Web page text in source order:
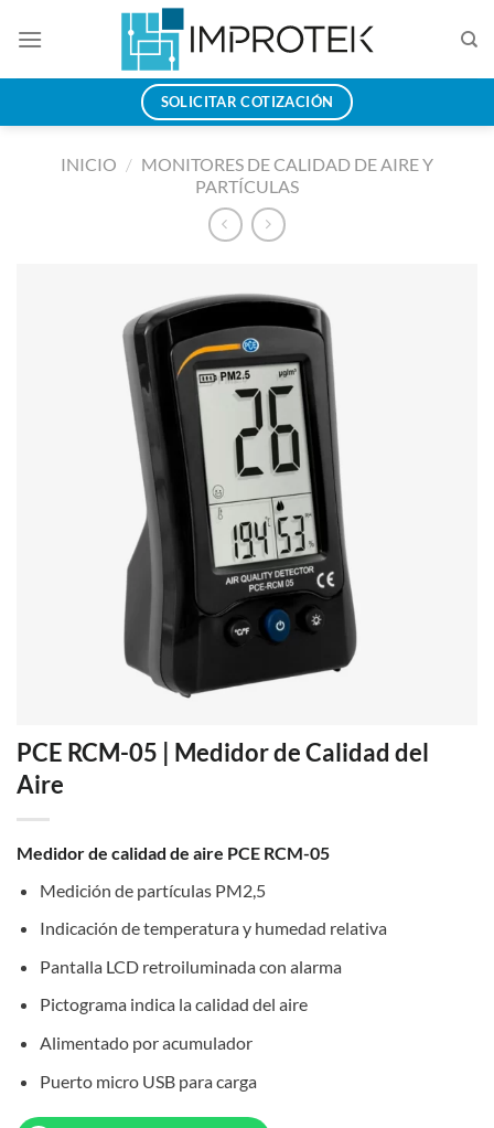
SOLICITAR COTIZACIÓN
INICIO / MONITORES DE CALIDAD DE AIRE Y
PARTÍCULAS
PCE RCM-05 | Medidor de Calidad del
Aire
Medidor de calidad de aire PCE RCM-05
Medición de partículas PM2,5
Indicación de temperatura y humedad relativa
Pantalla LCD retroiluminada con alarma
Pictograma indica la calidad del aire
Alimentado por acumulador
Puerto micro USB para carga